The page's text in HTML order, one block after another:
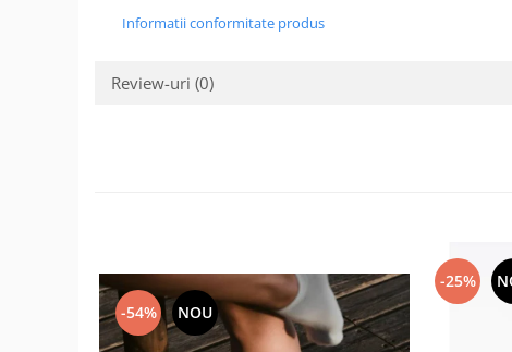
Informatii conformitate produs
Review-uri (0)
-54% NOU
-25%